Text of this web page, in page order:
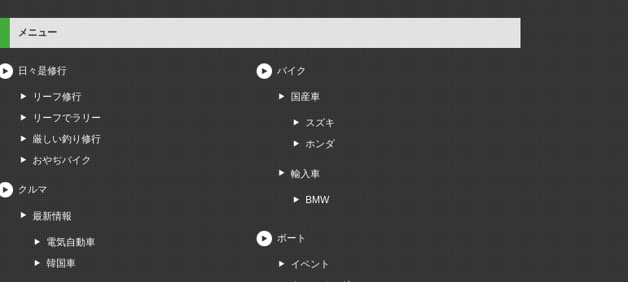
メニュー
日々是修行
リーフ修行
リーフでラリー
厳しい釣り修行
おやぢバイク
クルマ
最新情報
電気自動車
韓国車
バイク
国産車
スズキ
ホンダ
輸入車
BMW
ボート
イベント